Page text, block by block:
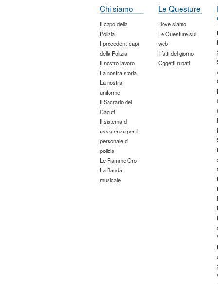
Chi siamo
Il capo della
Polizia
I precedenti capi
della Polizia
Il nostro lavoro
La nostra storia
La nostra
uniforme
Il Sacrario dei
Caduti
Il sistema di
assistenza per il
personale di
polizia
Le Fiamme Oro
La Banda
musicale
Le Questure
Dove siamo
Le Questure sul
web
I fatti del giorno
Oggetti rubati